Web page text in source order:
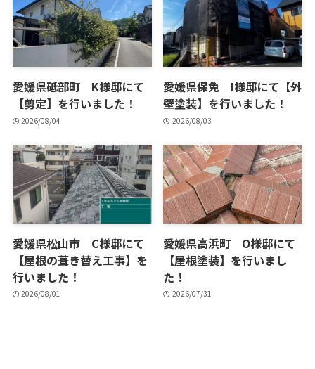
愛媛県砥部町 K様邸にて
【剪定】を行いました！
2026/08/04
愛媛県保免 I様邸にて【外
壁塗装】を行いました！
2026/08/03
愛媛県松山市 C様邸にて
【屋根の葺き替え工事】を
行いました！
2026/08/01
愛媛県高浜町 O様邸にて
【屋根塗装】を行いまし
た！
2026/07/31